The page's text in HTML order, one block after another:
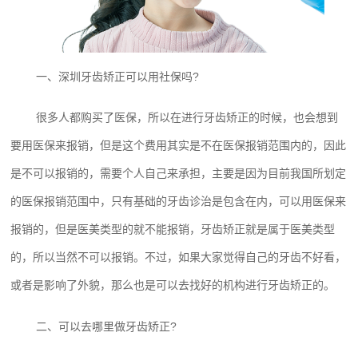
一、深圳牙齿矫正可以用社保吗?
很多人都购买了医保，所以在进行牙齿矫正的时候，也会想到
要用医保来报销，但是这个费用其实是不在医保报销范围内的，因此
是不可以报销的，需要个人自己来承担，主要是因为目前我国所划定
的医保报销范围中，只有基础的牙齿诊治是包含在内，可以用医保来
报销的，但是医美类型的就不能报销，牙齿矫正就是属于医美类型
的，所以当然不可以报销。不过，如果大家觉得自己的牙齿不好看，
或者是影响了外貌，那么也是可以去找好的机构进行牙齿矫正的。
二、可以去哪里做牙齿矫正?